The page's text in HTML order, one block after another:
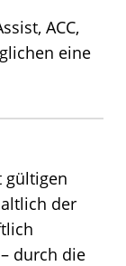
ACC,
eine
gültigen
der
durch die